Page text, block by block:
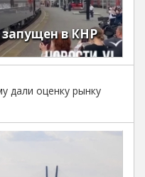
в КНР
дали оценку рынку